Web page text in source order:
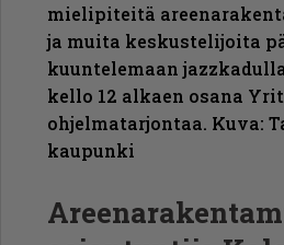
mielipiteitä
ja muita keskustelijoita
kuuntelemaan
kello 12 alkaen osana
ohjelmatarjontaa. Kuva:
kaupunki